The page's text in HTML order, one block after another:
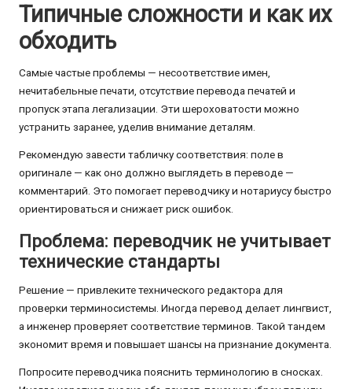
Типичные сложности и как их
обходить
Самые частые проблемы — несоответствие имен,
нечитабельные печати, отсутствие перевода печатей и
пропуск этапа легализации. Эти шероховатости можно
устранить заранее, уделив внимание деталям.
Рекомендую завести табличку соответствия: поле в
оригинале — как оно должно выглядеть в переводе —
комментарий. Это помогает переводчику и нотариусу быстро
ориентироваться и снижает риск ошибок.
Проблема: переводчик не учитывает
технические стандарты
Решение — привлеките технического редактора для
проверки терминосистемы. Иногда перевод делает лингвист,
а инженер проверяет соответствие терминов. Такой тандем
экономит время и повышает шансы на признание документа.
Попросите переводчика пояснить терминологию в сносках.